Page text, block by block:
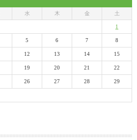
水 木 金 土
1
5 6 7 8
12 13 14 15
19 20 21 22
26 27 28 29